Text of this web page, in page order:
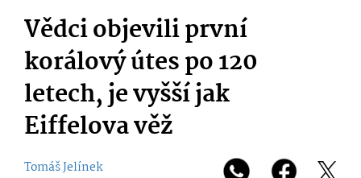
Vědci objevili první
korálový útes po 120
letech, je vyšší jak
Eiffelova věž
Tomáš Jelínek